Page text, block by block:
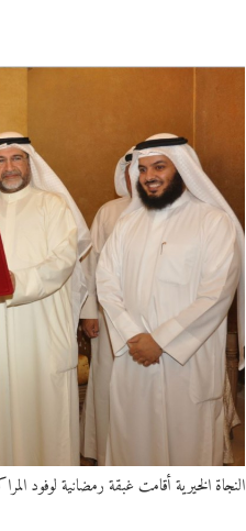
النجاة الخيرية أقامت غبقة رمضانية لوفود